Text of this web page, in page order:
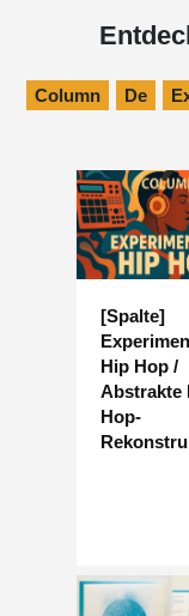
Column De
[Spalte]
Hip Hop /
Abstrakte
Hop-